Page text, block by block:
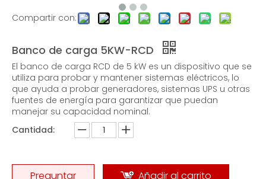
Banco de carga RCD de 30 KW 120 V/440 V
Compartir con:
Banco de carga 5KW-RCD
El banco de carga RCD de 5 kW es un dispositivo que se
utiliza para probar y mantener sistemas eléctricos, lo
que ayuda a probar generadores, sistemas UPS u otras
fuentes de energía para garantizar que puedan
manejar su capacidad nominal.
Cantidad:
Preguntar Añadir al carrito